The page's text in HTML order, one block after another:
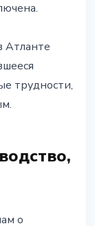
Атланте
трудности,
о